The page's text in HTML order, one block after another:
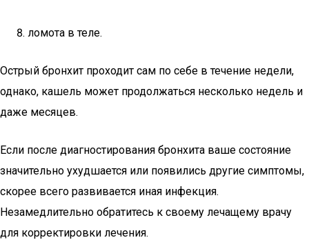
ломота в теле.
Острый бронхит проходит сам по себе в течение недели,
однако, кашель может продолжаться несколько недель и
даже месяцев.
Если после диагностирования бронхита ваше состояние
значительно ухудшается или появились другие симптомы,
скорее всего развивается иная инфекция.
Незамедлительно обратитесь к своему лечащему врачу
для корректировки лечения.